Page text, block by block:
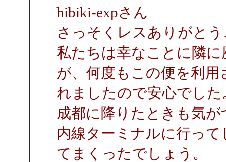
hibiki-expさん
さっそくレスありがと
私たちは幸なことに隣
が、何度もこの便を利
れましたので安心でした
成都に降りたときも気
内線ターミナルに行っ
てまくったでしょう。